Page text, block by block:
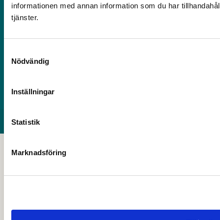
informationen med annan information som du har
tjänster.
Nödvändig
Inställningar
Statistik
Marknadsföring
Mer information
Tillgänglighet
Press och media
Dataskydd och behandling av personuppgifter
© 2026 Copyright